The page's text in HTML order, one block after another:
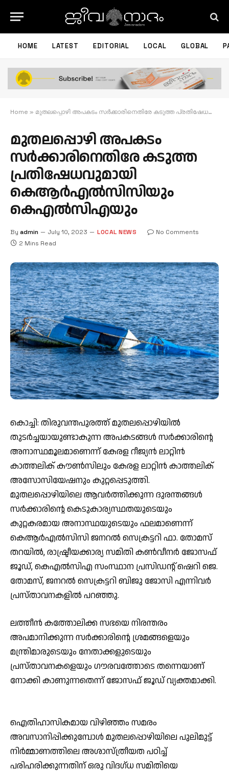
HOME LATEST EDITORIAL LOCAL GLOBAL
Home » മുതലപ്പൊഴി അപകടം സര്‍ക്കാരിനെതിരേ കടുത്ത പ്രതിഷേധവുമായി കെആര്‍എല്‍സിസിയും കെഎല്‍സിഎയും
മുതലപ്പൊഴി അപകടം
സര്‍ക്കാരിനെതിരേ കടുത്ത
പ്രതിഷേധവുമായി
കെആര്‍എല്‍സിസിയും
കെഎല്‍സിഎയും
By admin July 10, 2023 LOCAL NEWS
No Comments
2 Mins Read
കൊച്ചി: തിരുവന്തപുരത്ത് മുതലപ്പൊഴിയില്‍
തുടര്‍ച്ചയായുണ്ടാകുന്ന അപകടങ്ങള്‍ സര്‍ക്കാരിന്റെ
അനാസ്ഥമൂലമാണെന്ന് കേരള റീജ്യന്‍ ലാറ്റിന്‍
കാത്തലിക് കൗണ്‍സിലും കേരള ലാറ്റിന്‍ കാത്തലിക്
അസോസിയേഷനും കുറ്റപ്പെടുത്തി.
മുതലപ്പൊഴിയിലെ ആവര്‍ത്തിക്കുന്ന ദുരന്തങ്ങള്‍
സര്‍ക്കാരിന്റെ കെടുകാര്യസ്ഥതയുടെയും
കുറ്റകരമായ അനാസ്ഥയുടെയും ഫലമാണെന്ന്
കെആര്‍എല്‍സിസി ജനറല്‍ സെക്രട്ടറി ഫാ. തോമസ്
തറയില്‍, രാഷ്ട്രീയക്കാര്യ സമിതി കണ്‍വീനര്‍ ജോസഫ്
ജൂഡ്, കെഎല്‍സിഎ സംസ്ഥാന പ്രസിഡന്റ് ഷെറി ജെ.
തോമസ്, ജനറല്‍ സെക്രട്ടറി ബിജു ജോസി എന്നിവര്‍
പ്രസ്താവനകളില്‍ പറഞ്ഞു.
ലത്തീന്‍ കത്തോലിക്ക സഭയെ നിരന്തരം
അപമാനിക്കുന്ന സര്‍ക്കാരിന്റെ ശ്രമങ്ങളെയും
മന്ത്രിമാരുടെയും നേതാക്കളുടെയും
പ്രസ്താവനകളെയും ഗൗരവത്തോടെ തന്നെയാണ്
നോക്കി കാണുന്നതെന്ന് ജോസഫ് ജൂഡ് വ്യക്തമാക്കി.
ഐതിഹാസികമായ വിഴിഞ്ഞം സമരം
അവസാനിപ്പിക്കുമ്പോള്‍ മുതലപ്പൊഴിയിലെ പുലിമുട്ട്
നിര്‍മ്മാണത്തിലെ അശാസ്ത്രീയത പഠിച്ച്
പരിഹരിക്കുന്നതിന് ഒരു വിദഗ്ധ സമിതിയെ